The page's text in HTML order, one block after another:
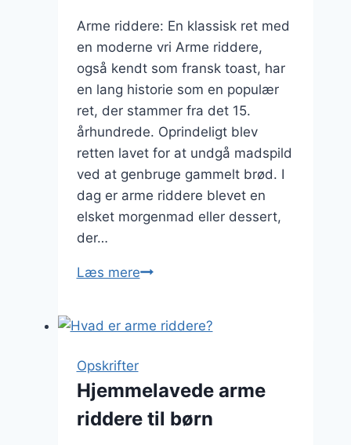
Arme riddere: En klassisk ret med
en moderne vri Arme riddere,
også kendt som fransk toast, har
en lang historie som en populær
ret, der stammer fra det 15.
århundrede. Oprindeligt blev
retten lavet for at undgå madspild
ved at genbruge gammelt brød. I
dag er arme riddere blevet en
elsket morgenmad eller dessert,
der…
Læs mereArme
bær:
frisk
servering
Opskrifter
Hjemmelavede arme
riddere til børn